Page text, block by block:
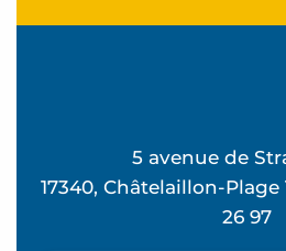
5 avenue de
17340, Châtelaillon-Plage
26 97